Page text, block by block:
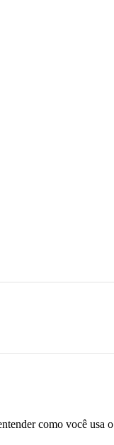
como você